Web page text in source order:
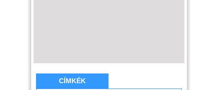
CÍMKÉK